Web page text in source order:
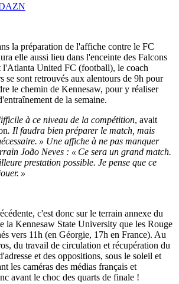
la préparation de l'affiche contre le FC
elle aussi lieu dans l'enceinte des Falcons
l'Atlanta United FC (football), le coach
se sont retrouvés aux alentours de 9h pour
le chemin de Kennesaw, pour y réaliser
de la semaine.
à ce niveau de la compétition, avait
. Il faudra bien préparer le match, mais
» Une affiche à ne pas manquer
João Neves : « Ce sera un grand match.
prestation possible. Je pense que ce
»
c'est donc sur le terrain annexe du
la Kennesaw State University que les Rouge
vers 11h (en Géorgie, 17h en France). Au
du travail de circulation et récupération du
et des oppositions, sous le soleil et
les caméras des médias français et
avant le choc des quarts de finale !